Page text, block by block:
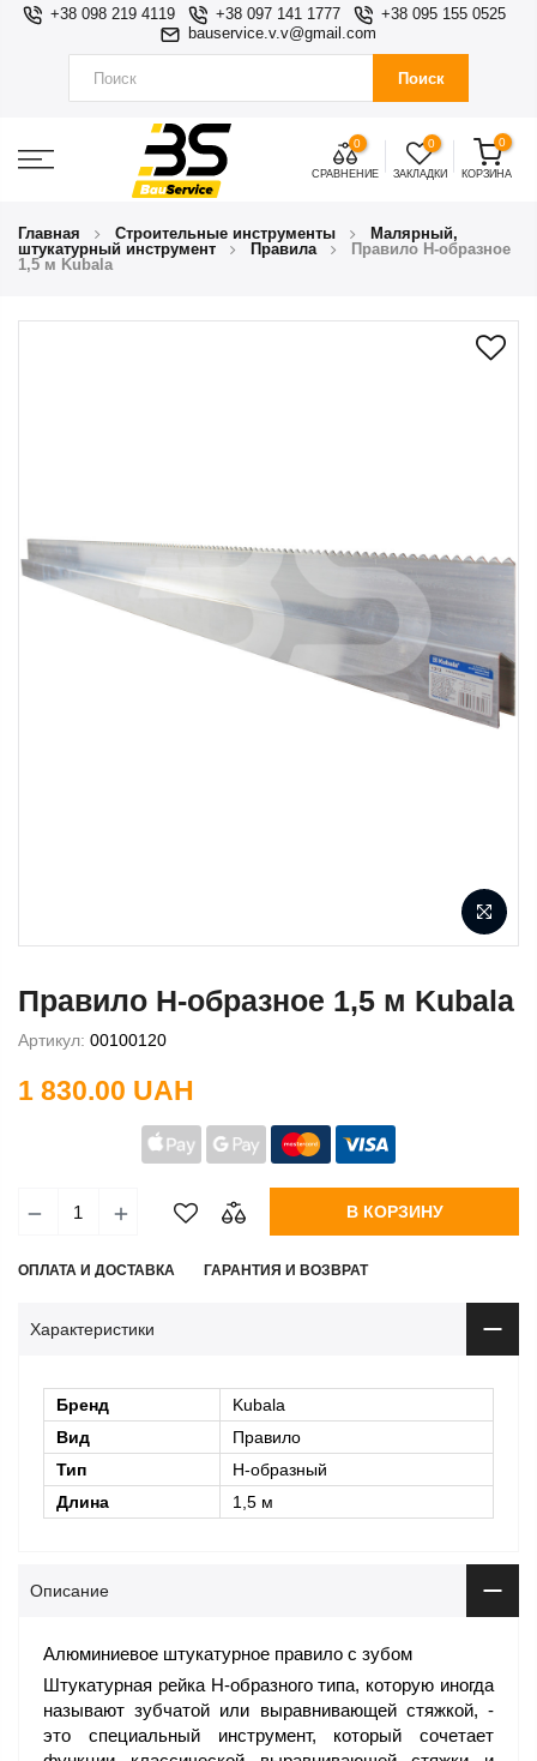
+38 098 219 4119 +38 097 141 1777
+38 095 155 0525
bauservice.v.v@gmail.com
Поиск
0
СРАВНЕНИЕ
0
ЗАКЛАДКИ
0
КОРЗИНА
Главная Строительные инструменты
Малярный,
штукатурный инструмент
Правила
Правило H-образное
1,5 м Kubala
Правило H-образное 1,5 м Kubala
Артикул: 00100120
1 830.00 UAH
В КОРЗИНУ
ОПЛАТА И ДОСТАВКА ГАРАНТИЯ И ВОЗВРАТ
Характеристики
Бренд
Kubala
Вид
Правило
Тип
H-образный
Длина
1,5 м
Описание
Алюминиевое штукатурное правило с зубом
Штукатурная рейка H-образного типа, которую иногда
называют зубчатой или выравнивающей стяжкой, -
это специальный инструмент, который сочетает